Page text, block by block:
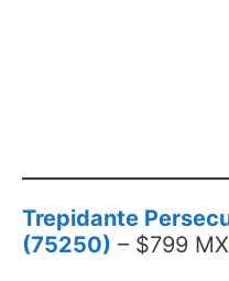
Trepidante
(75250) – $799